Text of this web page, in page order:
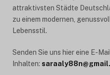
attraktivsten Städte
zu einem modernen,
Lebensstil.
Senden Sie uns hier eine E-
Inhalten: